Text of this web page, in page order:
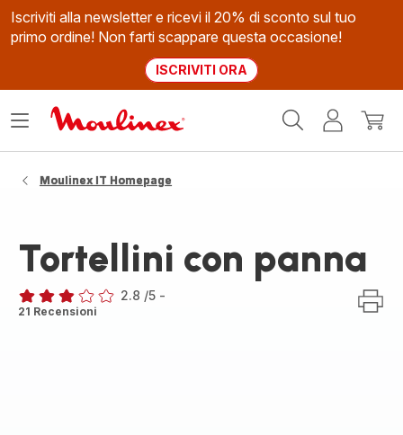
Iscriviti alla newsletter e ricevi il 20% di sconto sul tuo
primo ordine! Non farti scappare questa occasione!
ISCRIVITI ORA
Il
Apri
Moulinex IT Homepage
Tortellini con panna
ratings.2.8
2.8 /5 -
21 Recensioni